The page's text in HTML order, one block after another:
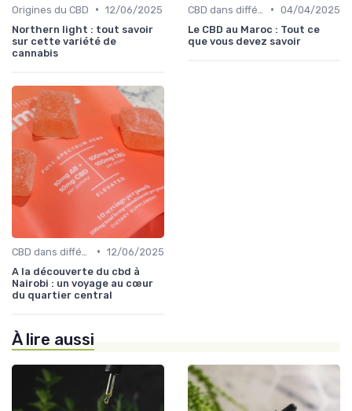
Origines du CBD • 12/06/2025
Northern light : tout savoir
sur cette variété de
cannabis
• 04/04/2025
Le CBD au Maroc : Tout ce
que vous devez savoir
• 12/06/2025
A la découverte du cbd à
Nairobi : un voyage au cœur
du quartier central
À lire aussi